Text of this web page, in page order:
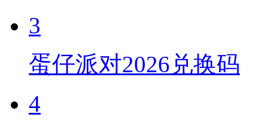
3
蛋仔派对2026兑换码
4